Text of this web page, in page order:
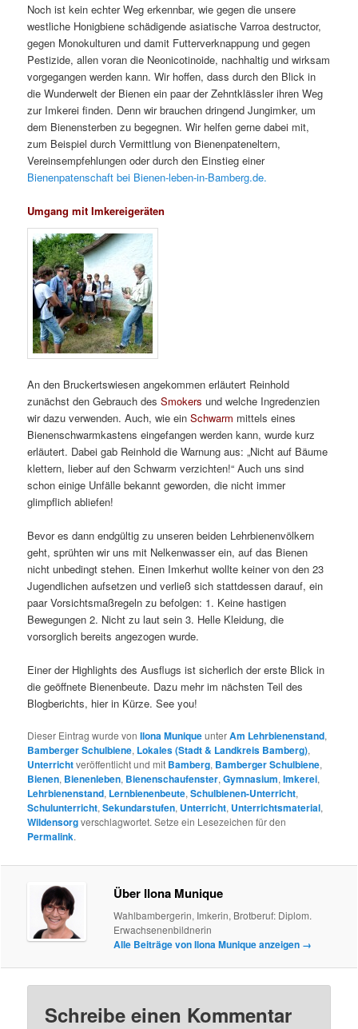
Noch ist kein echter Weg erkennbar, wie gegen die unsere
westliche Honigbiene schädigende asiatische Varroa destructor,
gegen Monokulturen und damit Futterverknappung und gegen
Pestizide, allen voran die Neonicotinoide, nachhaltig und wirksam
vorgegangen werden kann. Wir hoffen, dass durch den Blick in
die Wunderwelt der Bienen ein paar der Zehntklässler ihren Weg
zur Imkerei finden. Denn wir brauchen dringend Jungimker, um
dem Bienensterben zu begegnen. Wir helfen gerne dabei mit,
zum Beispiel durch Vermittlung von Bienenpateneltern,
Vereinsempfehlungen oder durch den Einstieg einer
Bienenpatenschaft bei Bienen-leben-in-Bamberg.de.
Umgang mit Imkereigeräten
An den Bruckertswiesen angekommen erläutert Reinhold
zunächst den Gebrauch desSmokers und welche Ingredenzien
wir dazu verwenden. Auch, wie einSchwarm mittels eines
Bienenschwarmkastens eingefangen werden kann, wurde kurz
erläutert. Dabei gab Reinhold die Warnung aus: „Nicht auf Bäume
klettern, lieber auf den Schwarm verzichten!“ Auch uns sind
schon einige Unfälle bekannt geworden, die nicht immer
glimpflich abliefen!
Bevor es dann endgültig zu unseren beiden Lehrbienenvölkern
geht, sprühten wir uns mit Nelkenwasser ein, auf das Bienen
nicht unbedingt stehen. Einen Imkerhut wollte keiner von den 23
Jugendlichen aufsetzen und verließ sich stattdessen darauf, ein
paar Vorsichtsmaßregeln zu befolgen: 1. Keine hastigen
Bewegungen 2. Nicht zu laut sein 3. Helle Kleidung, die
vorsorglich bereits angezogen wurde.
Einer der Highlights des Ausflugs ist sicherlich der erste Blick in
die geöffnete Bienenbeute. Dazu mehr im nächsten Teil des
Blogberichts, hier in Kürze. See you!
Dieser Eintrag wurde vonIlona MuniqueunterAm Lehrbienenstand,
Bamberger Schulbiene, Lokales (Stadt & Landkreis Bamberg),
Unterrichtveröffentlicht und mit Bamberg, Bamberger Schulbiene,
Bienen, Bienenleben, Bienenschaufenster,Gymnasium,Imkerei,
Lehrbienenstand, Lernbienenbeute,Schulbienen-Unterricht,
Schulunterricht,Sekundarstufen, Unterricht, Unterrichtsmaterial,
Wildensorgverschlagwortet. Setze ein Lesezeichen für den
Permalink.
Über Ilona Munique
Wahlbambergerin, Imkerin, Brotberuf: Diplom.
Erwachsenenbildnerin
Alle Beiträge von Ilona Munique anzeigen →
Schreibe einen Kommentar